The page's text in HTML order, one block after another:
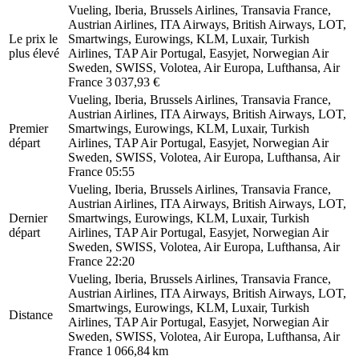
Le prix le
plus élevé
Vueling, Iberia, Brussels Airlines, Transavia France,
Austrian Airlines, ITA Airways, British Airways, LOT,
Smartwings, Eurowings, KLM, Luxair, Turkish
Airlines, TAP Air Portugal, Easyjet, Norwegian Air
Sweden, SWISS, Volotea, Air Europa, Lufthansa, Air
France 3 037,93 €
Premier
départ
Vueling, Iberia, Brussels Airlines, Transavia France,
Austrian Airlines, ITA Airways, British Airways, LOT,
Smartwings, Eurowings, KLM, Luxair, Turkish
Airlines, TAP Air Portugal, Easyjet, Norwegian Air
Sweden, SWISS, Volotea, Air Europa, Lufthansa, Air
France 05:55
Dernier
départ
Vueling, Iberia, Brussels Airlines, Transavia France,
Austrian Airlines, ITA Airways, British Airways, LOT,
Smartwings, Eurowings, KLM, Luxair, Turkish
Airlines, TAP Air Portugal, Easyjet, Norwegian Air
Sweden, SWISS, Volotea, Air Europa, Lufthansa, Air
France 22:20
Distance
Vueling, Iberia, Brussels Airlines, Transavia France,
Austrian Airlines, ITA Airways, British Airways, LOT,
Smartwings, Eurowings, KLM, Luxair, Turkish
Airlines, TAP Air Portugal, Easyjet, Norwegian Air
Sweden, SWISS, Volotea, Air Europa, Lufthansa, Air
France 1 066,84 km